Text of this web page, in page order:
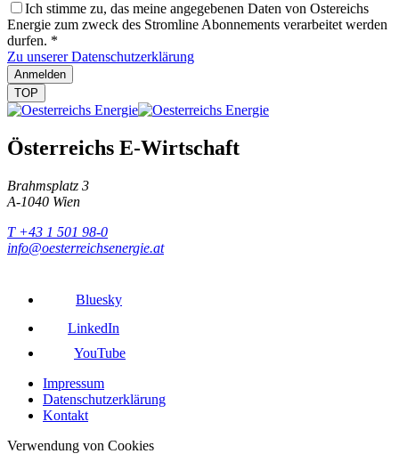
Ich stimme zu, das meine angegebenen Daten von Ostereichs
Energie zum zweck des Stromline Abonnements verarbeitet werden
durfen. *
Zu unserer Datenschutzerklärung
Anmelden
TOP
Österreichs E-Wirtschaft
Brahmsplatz 3
A-1040 Wien
T +43 1 501 98-0
info@oesterreichsenergie.at
Bluesky
LinkedIn
YouTube
Impressum
Datenschutzerklärung
Kontakt
Verwendung von Cookies